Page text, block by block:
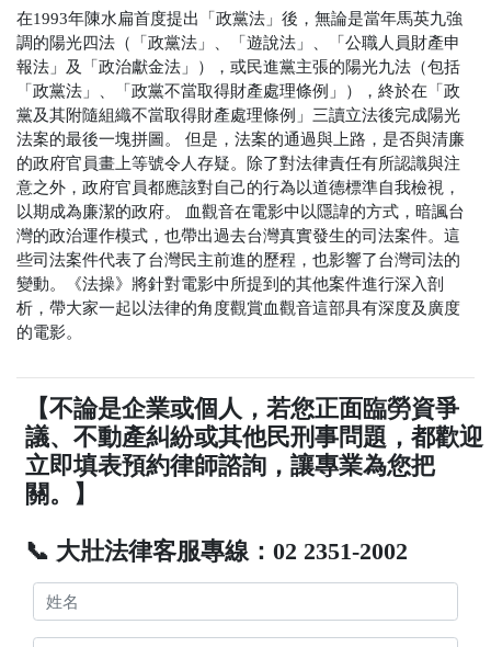
在1993年陳水扁首度提出「政黨法」後，無論是當年馬英九強
調的陽光四法（「政黨法」、「遊說法」、「公職人員財產申
報法」及「政治獻金法」），或民進黨主張的陽光九法（包括
「政黨法」、「政黨不當取得財產處理條例」），終於在「政
黨及其附隨組織不當取得財產處理條例」三讀立法後完成陽光
法案的最後一塊拼圖。
但是，法案的通過與上路，是否與清廉
的政府官員畫上等號令人存疑。除了對法律責任有所認識與注
意之外，政府官員都應該對自己的行為以道德標準自我檢視，
以期成為廉潔的政府。
血觀音在電影中以隱諱的方式，暗諷台
灣的政治運作模式，也帶出過去台灣真實發生的司法案件。這
些司法案件代表了台灣民主前進的歷程，也影響了台灣司法的
變動。《法操》將針對電影中所提到的其他案件進行深入剖
析，帶大家一起以法律的角度觀賞血觀音這部具有深度及廣度
的電影。
【不論是企業或個人，若您正面臨勞資爭
議、不動產糾紛或其他民刑事問題，都歡迎
立即填表預約律師諮詢，讓專業為您把
關。】
📞 大壯法律客服專線：02 2351-2002